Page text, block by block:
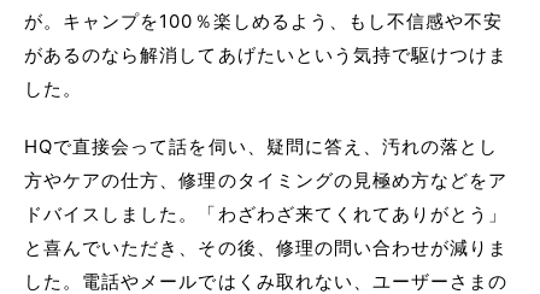
が。キャンプを100％楽しめるよう、もし不信感や不安
があるのなら解消してあげたいという気持で駆けつけま
した。
HQで直接会って話を伺い、疑問に答え、汚れの落とし
方やケアの仕方、修理のタイミングの見極め方などをア
ドバイスしました。「わざわざ来てくれてありがとう」
と喜んでいただき、その後、修理の問い合わせが減りま
した。電話やメールではくみ取れない、ユーザーさまの